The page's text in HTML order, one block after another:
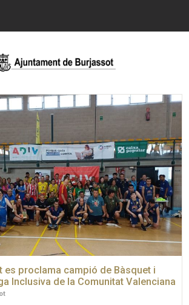
es proclama campió de Bàsquet i
Inclusiva de la Comunitat Valenciana